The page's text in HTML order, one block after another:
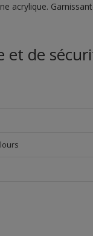
acrylique.
et de